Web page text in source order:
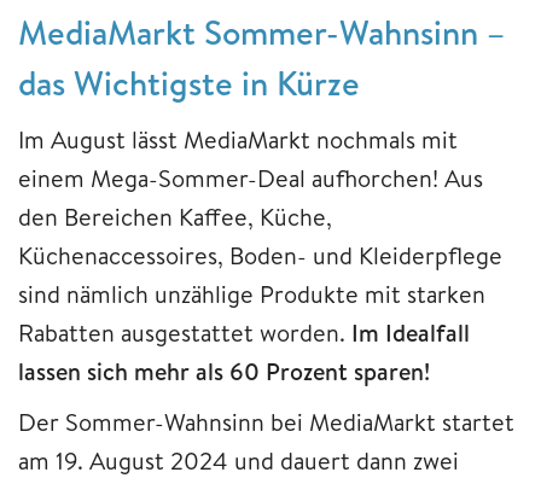
MediaMarkt Sommer-Wahnsinn –
das Wichtigste in Kürze
Im August lässt MediaMarkt nochmals mit
einem Mega-Sommer-Deal aufhorchen! Aus
den Bereichen Kaffee, Küche,
Küchenaccessoires, Boden- und Kleiderpflege
sind nämlich unzählige Produkte mit starken
Rabatten ausgestattet worden. Im Idealfall
lassen sich mehr als 60 Prozent sparen!
Der Sommer-Wahnsinn bei MediaMarkt startet
am 19. August 2024 und dauert dann zwei